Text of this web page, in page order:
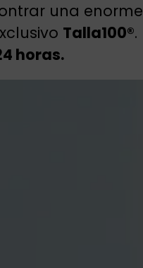
una enorme
Talla100®.
horas.